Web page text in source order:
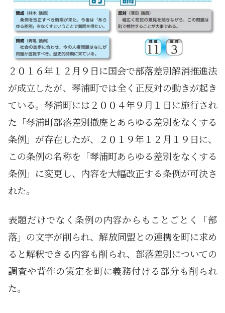
２０１６年１２月９日に国会で部落差別解消推進法
が成立したが、琴浦町では全く正反対の動きが起き
ている。琴浦町には２００４年９月１日に施行され
た「琴浦町部落差別撤廃とあらゆる差別をなくする
条例」が存在したが、２０１９年１２月１９日に、
この条例の名称を「琴浦町あらゆる差別をなくする
条例」に変更し、内容を大幅改正する条例が可決さ
れた。
表題だけでなく条例の内容からもことごとく「部
落」の文字が削られ、解放同盟との連携を町に求め
ると解釈できる内容も削られ、部落差別についての
調査や背作の策定を町に義務付ける部分も削られ
た。